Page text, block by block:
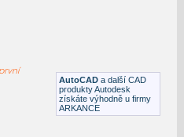
LTM 1090
AutoCAD a další CAD
produkty Autodesk
získáte výhodně u firmy
ARKANCE